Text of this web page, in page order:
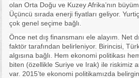
olan Orta Doğu ve Kuzey Afrika’nın
Üçüncü sırada enerji fiyatları geliyor.
çok genel seçime bağlı.
Önce net dış finansmanı ele alayım. Net
faktör tarafından belirleniyor. Birincisi,
algısına bağlı. Hem ekonomi politikası
biten (özellikle Suriye ve Irak) ile riskimiz
var. 2015’te ekonomi politikamızda